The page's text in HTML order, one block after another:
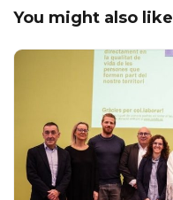
You might also like